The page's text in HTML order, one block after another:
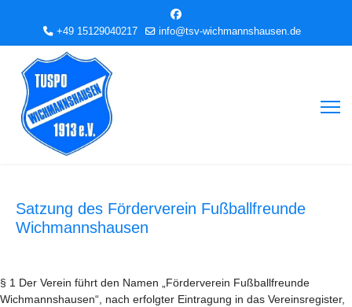
+49 15129040217 info@tsv-wichmannshausen.de
Satzung des Förderverein Fußballfreunde
Wichmannshausen
§ 1 Der Verein führt den Namen „Förderverein Fußballfreunde
Wichmannshausen“, nach erfolgter Eintragung in das Vereinsregister,